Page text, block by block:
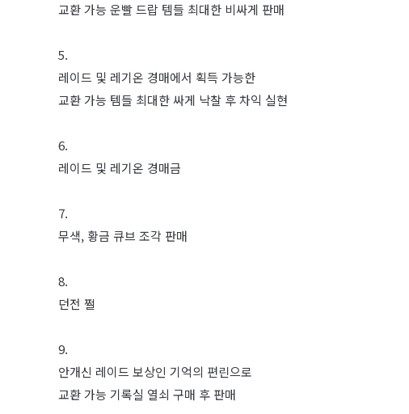
교환 가능 운빨 드랍 템들 최대한 비싸게 판매
5.
레이드 및 레기온 경매에서 획득 가능한
교환 가능 템들 최대한 싸게 낙찰 후 차익 실현
6.
레이드 및 레기온 경매금
7.
무색, 황금 큐브 조각 판매
8.
던전 쩔
9.
안개신 레이드 보상인 기억의 편린으로
교환 가능 기록실 열쇠 구매 후 판매